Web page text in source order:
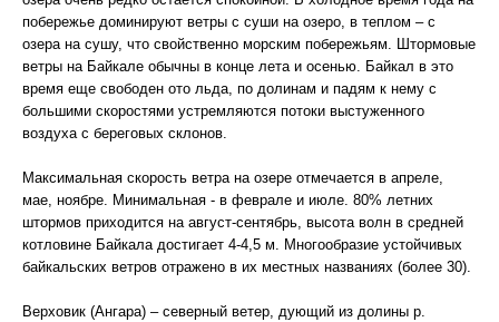
побережье доминируют ветры с суши на озеро, в теплом – с
озера на сушу, что свойственно морским побережьям. Штормовые
ветры на Байкале обычны в конце лета и осенью. Байкал в это
время еще свободен ото льда, по долинам и падям к нему с
большими скоростями устремляются потоки выстуженного
воздуха с береговых склонов.
Максимальная скорость ветра на озере отмечается в апреле,
мае, ноябре. Минимальная - в феврале и июле. 80% летних
штормов приходится на август-сентябрь, высота волн в средней
котловине Байкала достигает 4-4,5 м. Многообразие устойчивых
байкальских ветров отражено в их местных названиях (более 30).
Верховик (Ангара) – северный ветер, дующий из долины р.